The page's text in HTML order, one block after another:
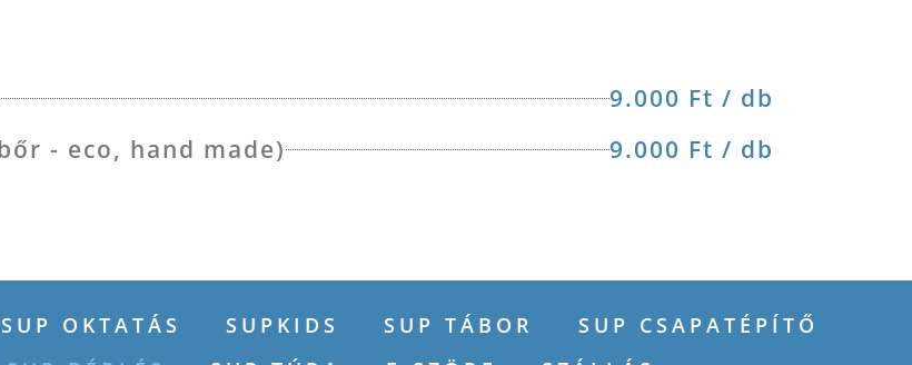
9.000 Ft / db
- eco, hand made)
9.000 Ft / db
SUP OKTATÁS SUPKIDS SUP TÁBOR
SUP CSAPATÉPÍTŐ